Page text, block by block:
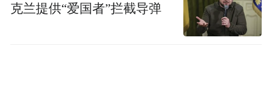
克兰提供“爱国者”拦截导弹